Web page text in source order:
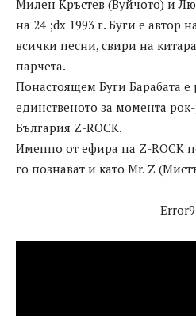
Милен Кръстев (Вуйчото) и
на 24 ;dx 1993 г. Буги е автор
всички песни, свири на
парчета.
Понастоящем Буги Барабата
единственото за момента
България Z-ROCK.
Именно от ефира на Z-ROCK
го познават и като Mr. Z
Error9